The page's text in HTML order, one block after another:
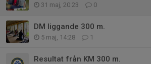
31 maj, 20:23 0
DM liggande 300 m.
5 maj, 14:28 1
Resultat från KM 300 m.